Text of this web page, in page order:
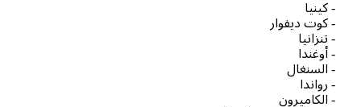
- كينيا
- كوت ديفوار
- تنزانيا
- أوغندا
- السنغال
- رواندا
- الكاميرون